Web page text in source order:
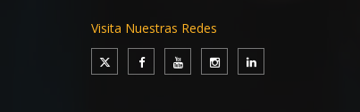
Visita Nuestras Redes